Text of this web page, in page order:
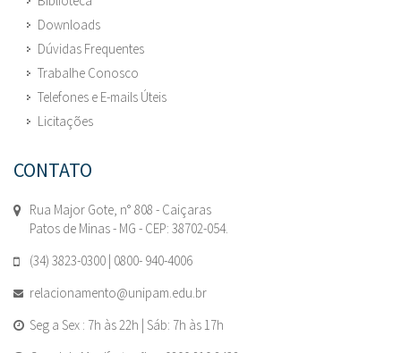
Downloads
Dúvidas Frequentes
Trabalhe Conosco
Telefones e E-mails Úteis
Licitações
CONTATO
Rua Major Gote, n° 808 - Caiçaras
Patos de Minas - MG - CEP: 38702-054.
(34) 3823-0300 | 0800- 940-4006
relacionamento@unipam.edu.br
Seg a Sex : 7h às 22h | Sáb: 7h às 17h